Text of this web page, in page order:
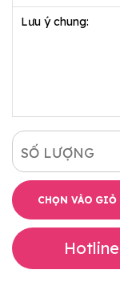
Lưu ý chung:
SỐ LƯỢNG
CHỌN VÀO GIỎ